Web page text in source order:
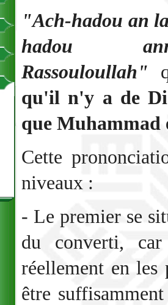
"Ach-hadou an
hadou
Rassouloullah"
qu'il n'y a de
que Muhammad
Cette
niveaux :
- Le premier se
du converti,
réellement en les
être